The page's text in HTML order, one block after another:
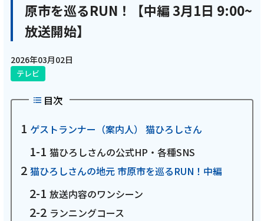
電話
おトクな情報 料金案内
対応エリア
原市を巡るRUN！【中編 3月1日 9:00~
放送開始】
2026年03月02日
テレビ
目次
ゲストランナー（案内人） 猫ひろしさん
猫ひろしさんの公式HP・各種SNS
猫ひろしさんの地元 市原市を巡るRUN！中編
放送内容のワンシーン
ランニングコース